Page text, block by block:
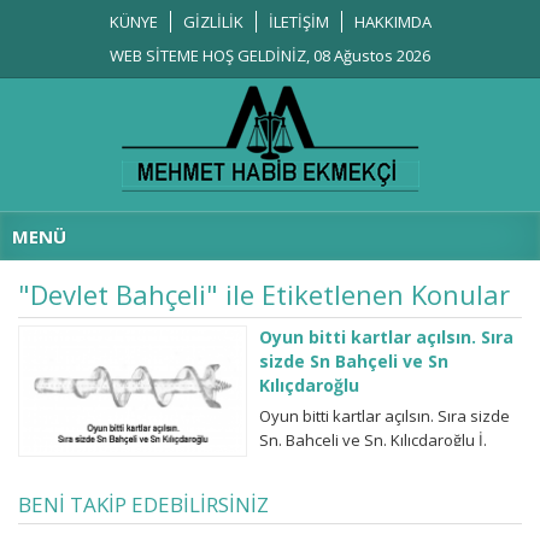
KÜNYE GİZLİLİK İLETİŞİM
HAKKIMDA
WEB SİTEME HOŞ GELDİNİZ, 08 Ağustos 2026
MENÜ
"Devlet Bahçeli" ile Etiketlenen Konular
Oyun bitti kartlar açılsın. Sıra
sizde Sn Bahçeli ve Sn
Kılıçdaroğlu
Oyun bitti kartlar açılsın. Sıra sizde
Sn. Bahçeli ve Sn. Kılıçdaroğlu İ.
bildirdiğine göre temizlik
BENİ TAKİP EDEBİLİRSİNİZ